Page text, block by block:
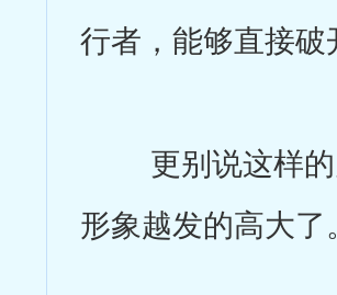
行者，能够直接破
更别说这样的
形象越发的高大了。